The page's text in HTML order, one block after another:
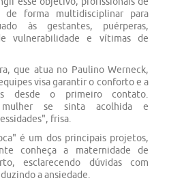
de forma multidisciplinar para
às gestantes, puérperas,
vulnerabilidade e vítimas de
que atua no Paulino Werneck,
visa garantir o conforto e a
desde o primeiro contato.
mulher se sinta acolhida e
frisa.
é um dos principais projetos,
conheça a maternidade de
esclarecendo dúvidas com
a ansiedade.